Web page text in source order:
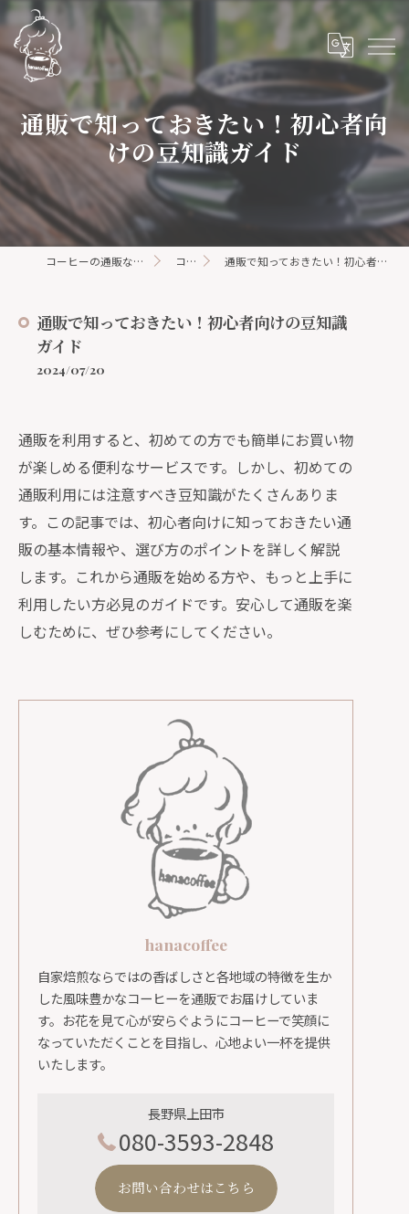
通販で知っておきたい！初心者向
けの豆知識ガイド
コーヒーの通販ならhanacoffee コラム 通販で知っておきたい！初心者向けの豆知識ガイド
通販で知っておきたい！初心者向けの豆知識
ガイド
2024/07/20
通販を利用すると、初めての方でも簡単にお買い物
が楽しめる便利なサービスです。しかし、初めての
通販利用には注意すべき豆知識がたくさんありま
す。この記事では、初心者向けに知っておきたい通
販の基本情報や、選び方のポイントを詳しく解説
します。これから通販を始める方や、もっと上手に
利用したい方必見のガイドです。安心して通販を楽
しむために、ぜひ参考にしてください。
hanacoffee
自家焙煎ならではの香ばしさと各地域の特徴を生か
した風味豊かなコーヒーを通販でお届けしていま
す。お花を見て心が安らぐようにコーヒーで笑顔に
なっていただくことを目指し、心地よい一杯を提供
いたします。
長野県上田市
080-3593-2848
お問い合わせはこちら